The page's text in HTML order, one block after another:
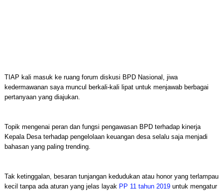
TIAP kali masuk ke ruang forum diskusi BPD Nasional, jiwa
kedermawanan saya muncul berkali-kali lipat untuk menjawab berbagai
pertanyaan yang diajukan.
Topik mengenai peran dan fungsi pengawasan BPD terhadap kinerja
Kepala Desa terhadap pengelolaan keuangan desa selalu saja menjadi
bahasan yang paling trending.
Tak ketinggalan, besaran tunjangan kedudukan atau honor yang terlampau
kecil tanpa ada aturan yang jelas layak PP 11 tahun 2019untuk mengatur